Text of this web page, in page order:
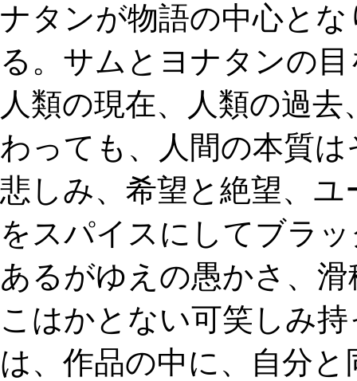
ナタンが物語の中心と
る。サムとヨナタンの
人類の現在、人類の過
わっても、人間の本質
悲しみ、希望と絶望、
をスパイスにしてブラ
あるがゆえの愚かさ、
こはかとない可笑しみ
は、作品の中に、自分